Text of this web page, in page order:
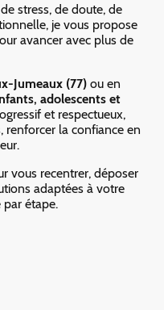
stress, de doute, de
je vous propose
avancer avec plus de
Jumeaux (77) ou en
adolescents et
et respectueux,
renforcer la confiance en
vous recentrer, déposer
adaptées à votre
étape.